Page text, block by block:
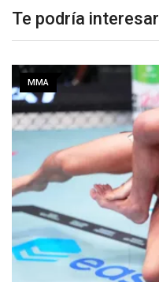
Te podría interesar
MMA